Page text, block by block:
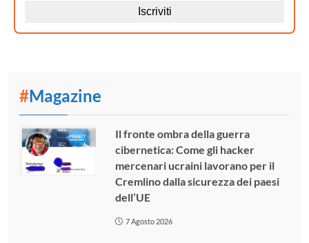
#Magazine
Il fronte ombra della guerra
cibernetica: Come gli hacker
mercenari ucraini lavorano per il
Cremlino dalla sicurezza dei paesi
dell’UE
7 Agosto 2026